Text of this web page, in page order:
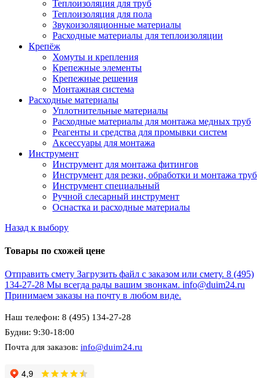
Теплоизоляция для труб
Теплоизоляция для пола
Звукоизоляционные материалы
Расходные материалы для теплоизоляции
Крепёж
Хомуты и крепления
Крепежные элементы
Крепежные решения
Монтажная система
Расходные материалы
Уплотнительные материалы
Расходные материалы для монтажа медных труб
Реагенты и средства для промывки систем
Аксессуары для монтажа
Инструмент
Инструмент для монтажа фитингов
Инструмент для резки, обработки и монтажа труб
Инструмент специальный
Ручной слесарный инструмент
Оснастка и расходные материалы
Назад к выбору
Товары по схожей цене
Отправить смету Загрузить файл с заказом или смету. 8 (495)
134-27-28 Мы всегда рады вашим звонкам. info@duim24.ru
Принимаем заказы на почту в любом виде.
Наш телефон: 8 (495) 134-27-28
Будни: 9:30-18:00
Почта для заказов: info@duim24.ru